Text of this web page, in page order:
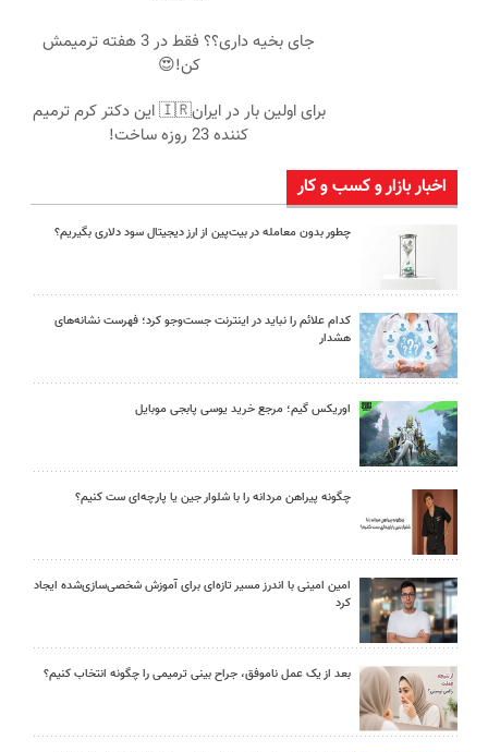
جای بخیه داری؟؟ فقط در 3 هفته ترمیمش
کن!😍
برای اولین بار در ایران🇮🇷 این دکتر کرم ترمیم
کننده 23 روزه ساخت!
اخبار بازار و کسب و کار
چطور بدون معامله در بیت‌پین از ارز دیجیتال سود دلاری بگیریم؟
کدام علائم را نباید در اینترنت جست‌وجو کرد؛ فهرست نشانه‌های
هشدار
اوریکس گیم؛ مرجع خرید یوسی پابجی موبایل
چگونه پیراهن مردانه را با شلوار جین یا پارچه‌ای ست کنیم؟
امین امینی با اندرز مسیر تازه‌ای برای آموزش شخصی‌سازی‌شده ایجاد
کرد
بعد از یک عمل ناموفق، جراح بینی ترمیمی را چگونه انتخاب کنیم؟